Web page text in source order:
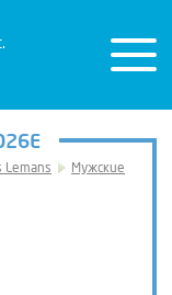
Lemans Мужские